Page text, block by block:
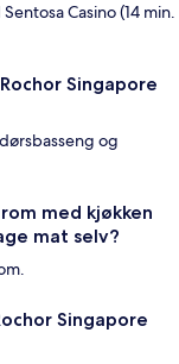
Casino (14 min.
Singapore
og
med kjøkken
mat selv?
Singapore